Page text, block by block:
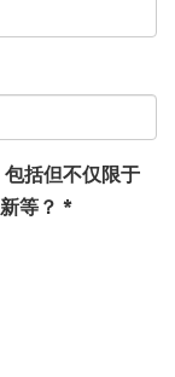
括但不仅限于
等？ *